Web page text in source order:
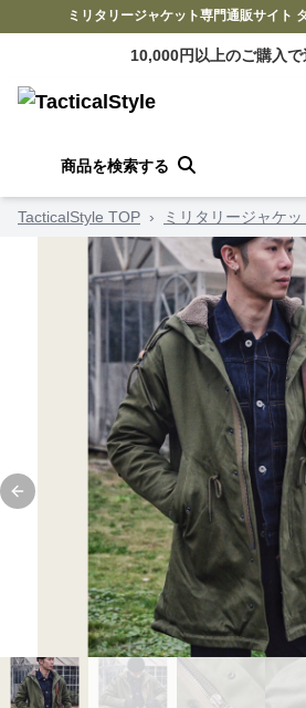
ミリタリージャケット専門通販サイト
10,000円以上のご購入
商品を検索する
TacticalStyle TOP › ミリタリージャケ
Previous slide